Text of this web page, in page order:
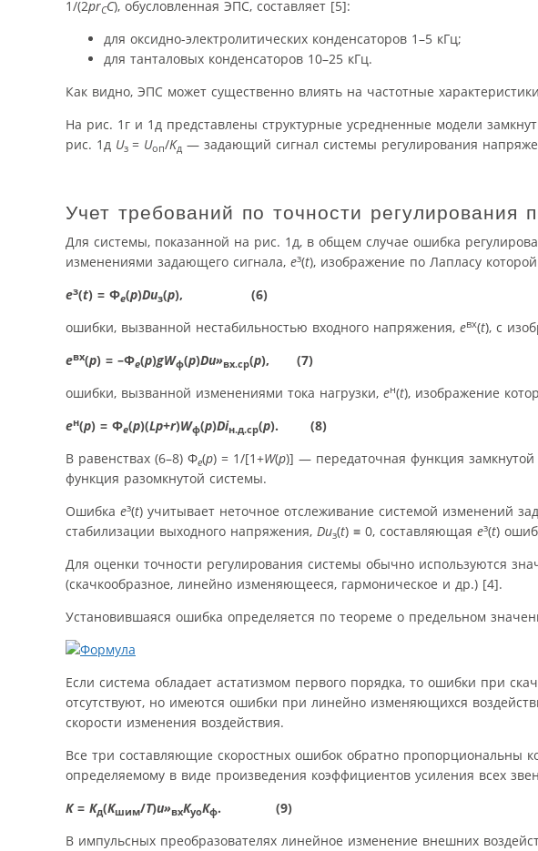
1/(2prCC), обусловленная ЭПС, составляет [5]:
для оксидно-электролитических конденсаторов 1–5 кГц;
для танталовых конденсаторов 10–25 кГц.
Как видно, ЭПС может существенно влиять на частотные
На рис. 1г и 1д представлены структурные усредненные модели
рис. 1д Uз = Uоп/Kд — задающий сигнал системы регулирования
Учет требований по точности
Для системы, показанной на рис. 1д, в общем случае ошибка
изменениями задающего сигнала, eз(t), изображение по Лапласу
eз(t) = Фе(р)Duз(р), (6)
ошибки, вызванной нестабильностью входного напряжения, eвх(t), с
eвх(р) = –Фе(р)gWф(р)Du»вх.ср(р), (7)
ошибки, вызванной изменениями тока нагрузки, eн(t), изображение
eн(р) = Фе(р)(Lp+r)Wф(p)Diн.д.ср(p). (8)
В равенствах (6–8) Фe(p) = 1/[1+W(p)] — передаточная функция
функция разомкнутой системы.
Ошибка eз(t) учитывает неточное отслеживание системой изменений
стабилизации выходного напряжения, Duз(t) ≡ 0, составляющая eз(t)
Для оценки точности регулирования системы обычно используются
(скачкообразное, линейно изменяющееся, гармоническое и др.) [4].
Установившаяся ошибка определяется по теореме о предельном
Если система обладает астатизмом первого порядка, то ошибки при
отсутствуют, но имеются ошибки при линейно изменяющихся
скорости изменения воздействия.
Все три составляющие скоростных ошибок обратно пропорциональны
определяемому в виде произведения коэффициентов усиления всех
К= Кд(Кшим/Т)u»вхКуоКф. (9)
В импульсных преобразователях линейное изменение внешних